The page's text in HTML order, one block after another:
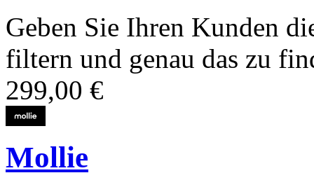
Geben Sie Ihren Kunden
filtern und genau das zu
299,00 €
Mollie